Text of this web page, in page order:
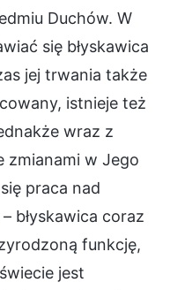
Duchów. W
się błyskawica
jej trwania także
istnieje też
wraz z
zmianami w Jego
praca nad
błyskawica coraz
funkcję,
jest